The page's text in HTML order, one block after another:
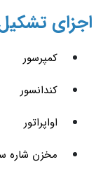
اجزای
كمپرسور
كندانسور
اواپراتور
مخزن شاره